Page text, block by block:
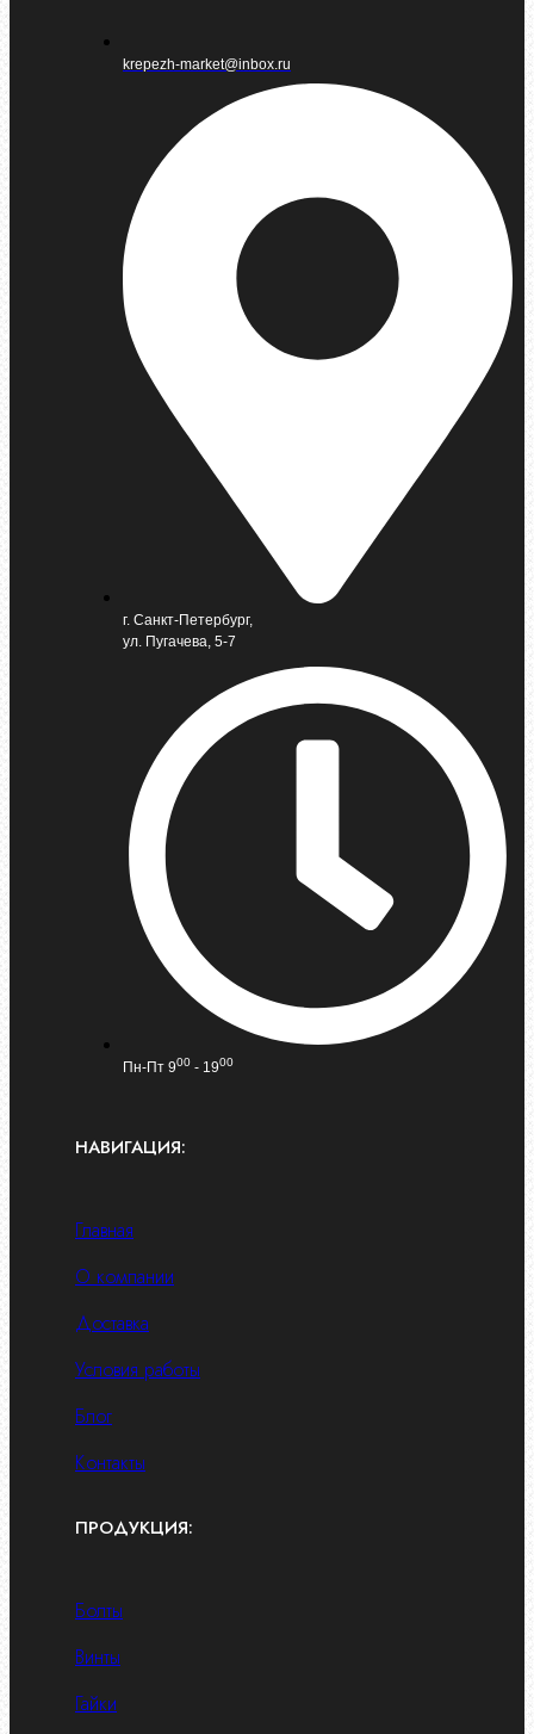
krepezh-market@inbox.ru
г. Санкт-Петербург,
ул. Пугачева, 5-7
Пн-Пт 900 - 1900
НАВИГАЦИЯ:
Главная
О компании
Доставка
Условия работы
Блог
Контакты
ПРОДУКЦИЯ:
Болты
Винты
Гайки